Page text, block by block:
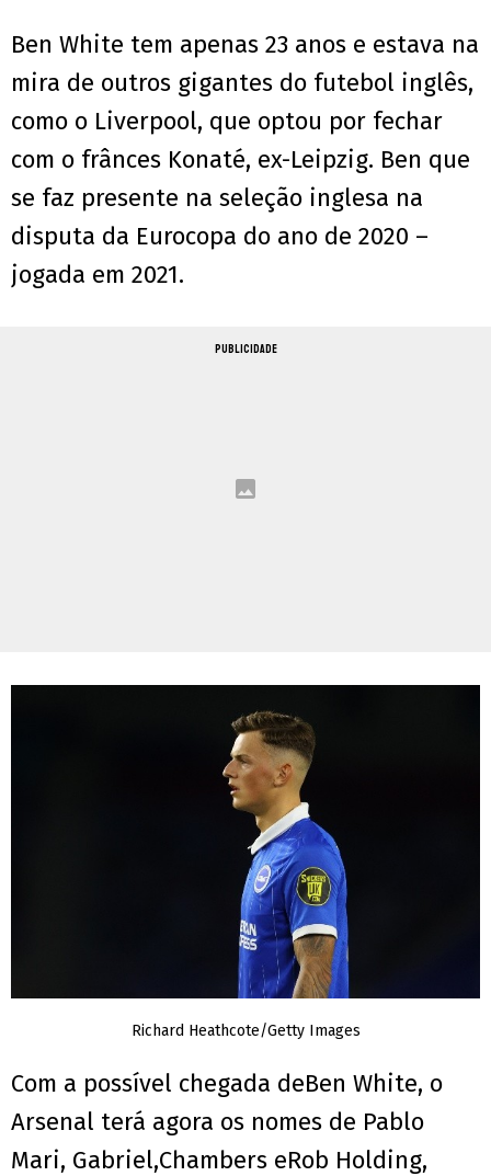
Ben White tem apenas 23 anos e estava na
mira de outros gigantes do futebol inglês,
como o Liverpool, que optou por fechar
com o frânces Konaté, ex-Leipzig. Ben que
se faz presente na seleção inglesa na
disputa da Eurocopa do ano de 2020 –
jogada em 2021.
PUBLICIDADE
Richard Heathcote/Getty Images
Com a possível chegada deBen White, o
Arsenal terá agora os nomes de Pablo
Mari, Gabriel,Chambers eRob Holding,